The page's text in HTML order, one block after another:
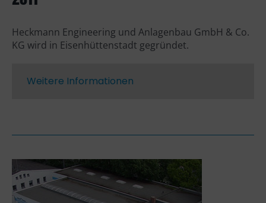
Heckmann Engineering und Anlagenbau GmbH & Co.
KG wird in Eisenhüttenstadt gegründet.
Weitere Informationen